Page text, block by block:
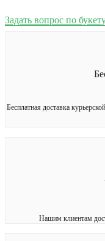
Задать вопрос по
Бесплатная доставка
Нашим клиентам